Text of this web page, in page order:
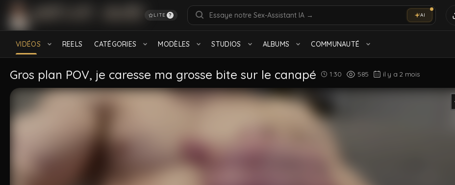
LITE ? AI
Black
VIDÉOS REELS CATÉGORIES MODÈLES STUDIOS ALBUMS COMMUNAUTÉ
Gros plan POV, je caresse ma grosse bite sur le canapé 1:30 585 il y a 2 mois